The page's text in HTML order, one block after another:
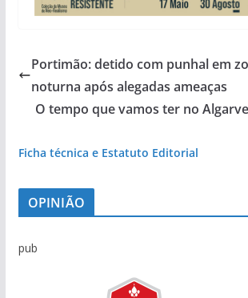
Portimão: detido com punhal em
noturna após alegadas ameaças
O tempo que vamos ter no
Ficha técnica e Estatuto Editorial
OPINIÃO
pub